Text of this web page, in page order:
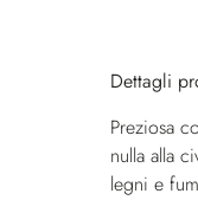
Dettagli
Preziosa
nulla alla
legni e